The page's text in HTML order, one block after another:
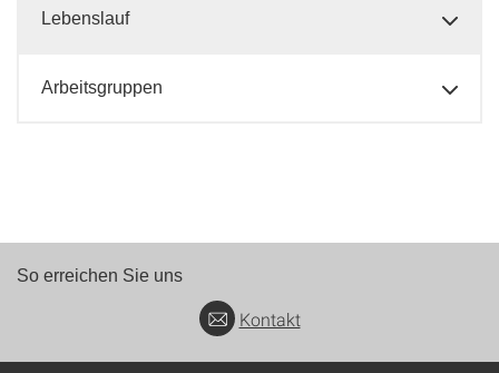
Lebenslauf
Arbeitsgruppen
So erreichen Sie uns
Kontakt